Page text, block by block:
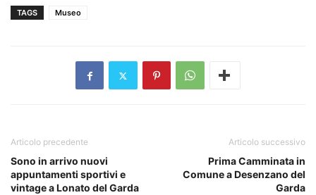
TAGS Museo
Articolo precedente
Sono in arrivo nuovi
appuntamenti sportivi e
vintage a Lonato del Garda
Articolo successivo
Prima Camminata in
Comune a Desenzano del
Garda